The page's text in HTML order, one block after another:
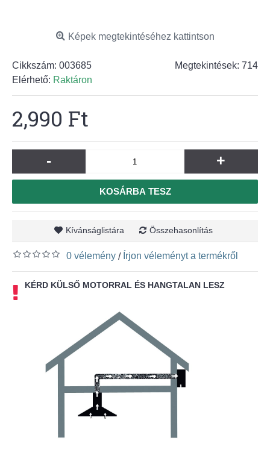
Képek megtekintéséhez kattintson
Megtekintések: 714
Cikkszám: 003685
Elérhető: Raktáron
2,990 Ft
- +
KOSÁRBA TESZ
Kívánságlistára Összehasonlítás
0 vélemény / Írjon véleményt a termékről
KÉRD KÜLSŐ MOTORRAL ÉS HANGTALAN LESZ